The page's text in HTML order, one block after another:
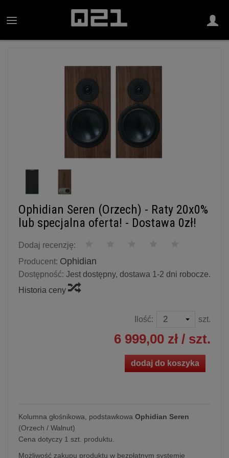
Ophidian Seren (Orzech) - Raty 20x0%
lub specjalna oferta! - Dostawa 0zł!
Dodaj recenzję:
Producent: Ophidian
Dostępność: Jest dostępny, dostawa 1-2 dni robocze.
Historia ceny
Ilość: szt.
6 999,00 zł / szt.
dodaj do koszyka
Kolumna głośnikowa, podstawkowa Ophidian Seren
(Orzech / Walnut)
Cena dotyczy 1 szt. produktu.
Możliwość zakupu produktu w bezpłatnym systemie